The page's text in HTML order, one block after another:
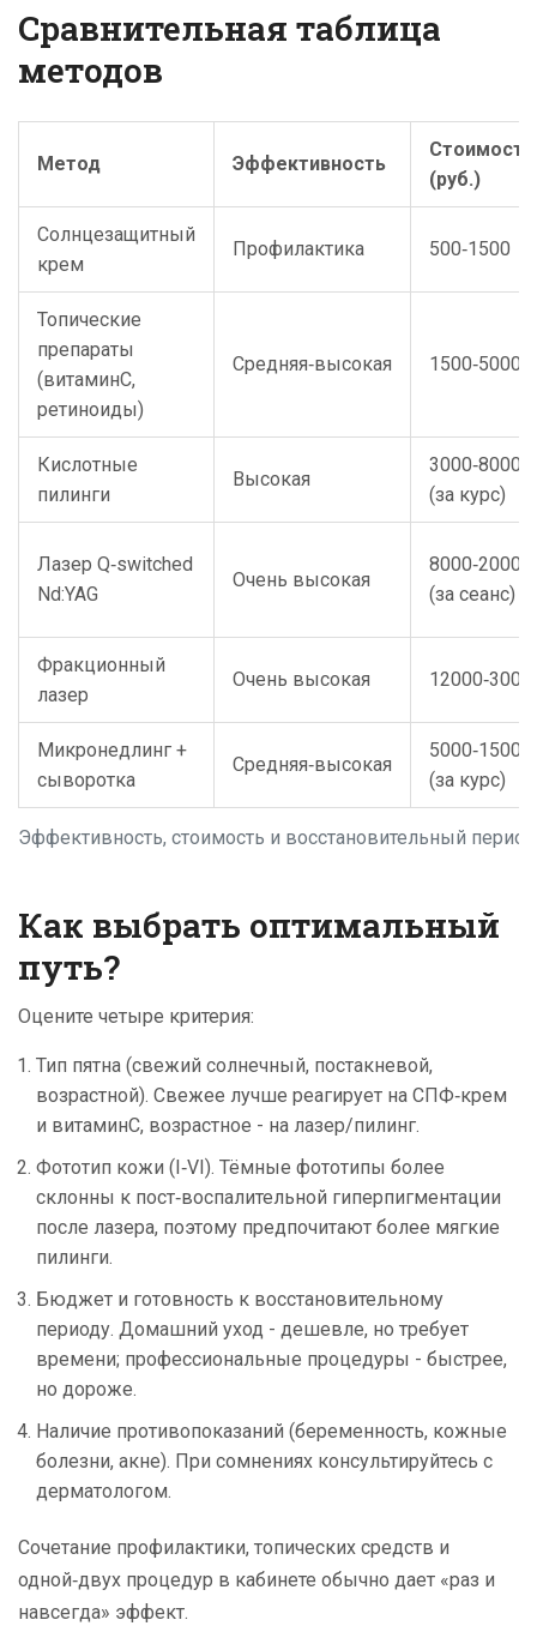
Сравнительная таблица
методов
Эффективность, стоимость и восстановительный
Метод Эффективность
Стоимость
(руб.)
Солнцезащитный
крем
Профилактика 500‑1500
Топические
препараты
(витаминC,
ретиноиды)
Средняя‑высокая 1500‑5000
Кислотные
пилинги
Высокая
3000‑8000
(за курс)
Лазер Q‑switched
Nd:YAG
Очень высокая
8000‑20000
(за сеанс)
Фракционный
лазер
Очень высокая
Микронедлинг +
сыворотка
Средняя‑высокая
5000‑15000
(за курс)
Как выбрать оптимальный
путь?
Оцените четыре критерия:
Тип пятна (свежий солнечный, постакневой,
возрастной). Свежее лучше реагирует на СПФ‑крем
и витаминC, возрастное - на лазер/пилинг.
Фототип кожи (I‑VI). Тёмные фототипы более
склонны к пост‑воспалительной гиперпигментации
после лазера, поэтому предпочитают более мягкие
пилинги.
Бюджет и готовность к восстановительному
периоду. Домашний уход - дешевле, но требует
времени; профессиональные процедуры - быстрее,
но дороже.
Наличие противопоказаний (беременность, кожные
болезни, акне). При сомнениях консультируйтесь с
дерматологом.
Сочетание профилактики, топических средств и
одной‑двух процедур в кабинете обычно дает «раз и
навсегда» эффект.